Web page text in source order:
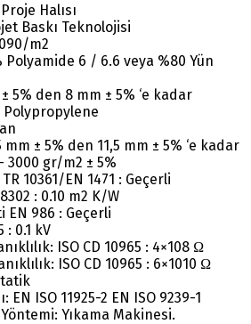
Halısı
Baskı Teknolojisi
m2
Polyamide 6 / 6.6 veya %80 Yün
5% den 8 mm ± 5% ‘e kadar
Polypropylene
± 5% den 11,5 mm ± 5% ‘e kadar
3000 gr/m2 ± 5%
10361/EN 1471 : Geçerli
: 0.10 m2 K/W
EN 986 : Geçerli
: 0.1 kV
ISO CD 10965 : 4×108 Ω
ISO CD 10965 : 6×1010 Ω
ISO 11925-2 EN ISO 9239-1
Yıkama Makinesi.